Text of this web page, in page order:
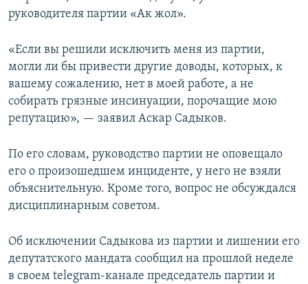
руководителя партии «Ак жол».
«Если вы решили исключить меня из партии,
могли ли бы привести другие доводы, которых, к
вашему сожалению, нет в моей работе, а не
собирать грязные инсинуации, порочащие мою
репутацию», — заявил Аскар Садыков.
По его словам, руководство партии не оповещало
его о произошедшем инциденте, у него не взяли
объяснительную. Кроме того, вопрос не обсуждался
дисциплинарным советом.
Об исключении Садыкова из партии и лишении его
депутатского мандата сообщил на прошлой неделе
в своем telegram-канале председатель партии и